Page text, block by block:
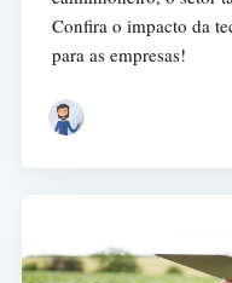
Confira o impacto da
para as empresas!